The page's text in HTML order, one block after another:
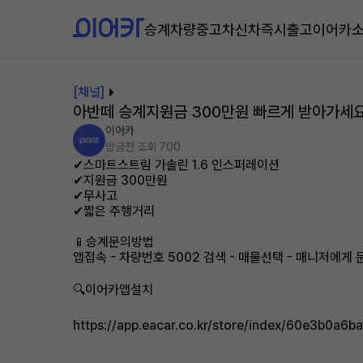
승계차량중고차신차즉시출고이어카
[채널]
아반떼 승계지원금 300만원 빠르게 받아가세
이어카
방금전 조회 700
✔스마트스트림 가솔린 1.6 인스퍼레이션
✔지원금 300만원
✔무사고
✔짧은 주행거리
📱승계문의방법
앱접속 - 차량번호 5002 검색 - 매물선택 - 매니저에게
🔍이어카앱설치
https://app.eacar.co.kr/store/index/